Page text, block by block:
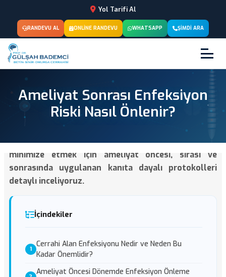
Yol Tarifi Al
RANDEVU AL ONLINE RANDEVU WHATSAPP ŞIMDI ARA
Ameliyat Sonrası Enfeksiyon
Riski Nasıl Önlenir?
Nöroşirürji ameliyatlarında enfeksiyon riskini
minimize etmek için ameliyat öncesi, sırası ve
sonrasında uygulanan kanıta dayalı protokolleri
detaylı inceliyoruz.
İçindekiler
Cerrahi Alan Enfeksiyonu Nedir ve Neden Bu
Kadar Önemlidir?
Ameliyat Öncesi Dönemde Enfeksiyon Önleme